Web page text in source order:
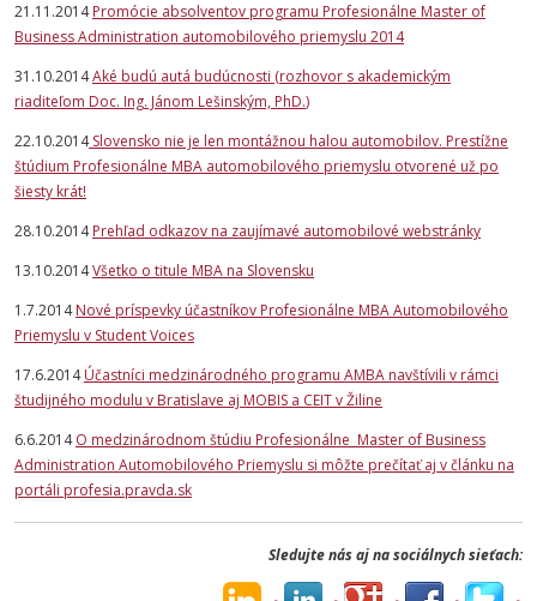
21.11.2014Promócie absolventov programu Profesionálne Master of
Business Administration automobilového priemyslu 2014
31.10.2014Aké budú autá budúcnosti (rozhovor s akademickým
riaditeľom Doc. Ing. Jánom Lešinským, PhD.)
22.10.2014Slovensko nie je len montážnou halou automobilov. Prestížne
štúdium Profesionálne MBA automobilového priemyslu otvorené už po
šiesty krát!
28.10.2014Prehľad odkazov na zaujímavé automobilové webstránky
13.10.2014Všetko o titule MBA na Slovensku
1.7.2014Nové príspevky účastníkov Profesionálne MBA Automobilového
Priemyslu v Student Voices
17.6.2014Účastníci medzinárodného programu AMBA navštívili v rámci
študijného modulu v Bratislave aj MOBIS a CEIT v Žiline
6.6.2014O medzinárodnom štúdiu Profesionálne Master of Business
Administration Automobilového Priemyslu si môžte prečítať aj v článku na
portáli profesia.pravda.sk
Sledujte nás aj na sociálnych sieťach: